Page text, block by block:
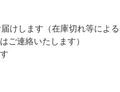
けします（在庫切れ等によ
ご連絡いたします）